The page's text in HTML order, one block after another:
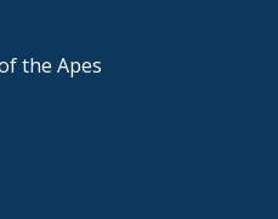
the Apes